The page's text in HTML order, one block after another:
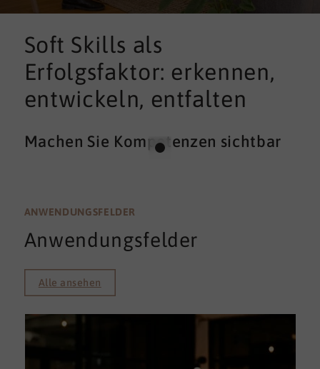
Soft Skills als
Erfolgsfaktor: erkennen,
entwickeln, entfalten
Machen Sie Kompetenzen sichtbar
ANWENDUNGSFELDER
Anwendungsfelder
Alle ansehen